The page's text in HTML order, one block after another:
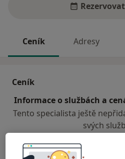
Ceník Adresy
Ceník
Informace o službách a
Tento specialista ještě
svých